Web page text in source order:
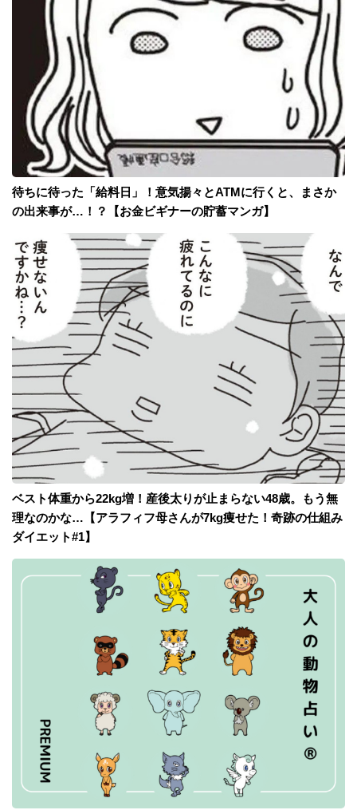
待ちに待った「給料日」！意気揚々とATMに行くと、まさか
の出来事が…！？【お金ビギナーの貯蓄マンガ】
ベスト体重から22kg増！産後太りが止まらない48歳。もう無
理なのかな…【アラフィフ母さんが7kg痩せた！奇跡の仕組み
ダイエット#1】